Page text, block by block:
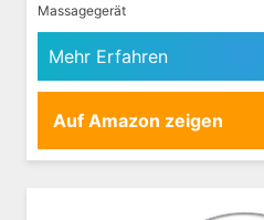
Massagegerät
Mehr Erfahren
Auf Amazon zeigen